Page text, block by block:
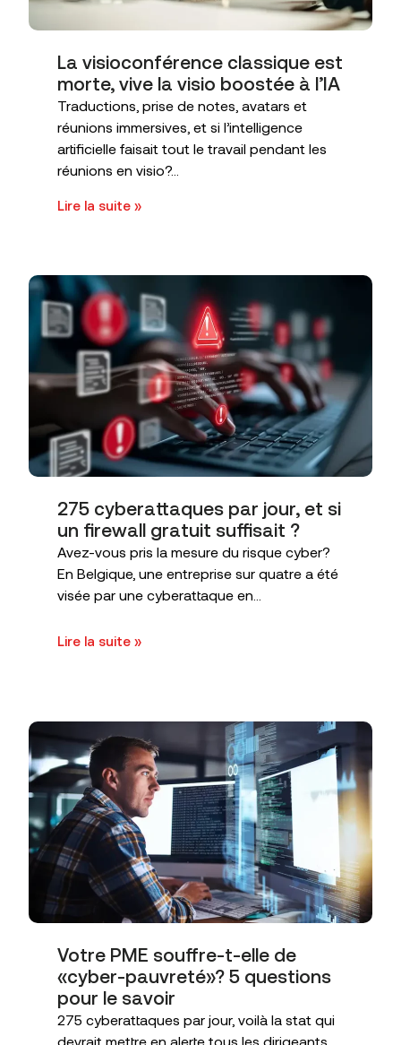
La visioconférence classique est
morte, vive la visio boostée à l’IA
Traductions, prise de notes, avatars et
réunions immersives, et si l’intelligence
artificielle faisait tout le travail pendant les
réunions en visio?...
Lire la suite »
275 cyberattaques par jour, et si
un firewall gratuit suffisait ?
Avez-vous pris la mesure du risque cyber?
En Belgique, une entreprise sur quatre a été
visée par une cyberattaque en...
Lire la suite »
Votre PME souffre-t-elle de
«cyber-pauvreté»? 5 questions
pour le savoir
275 cyberattaques par jour, voilà la stat qui
devrait mettre en alerte tous les dirigeants